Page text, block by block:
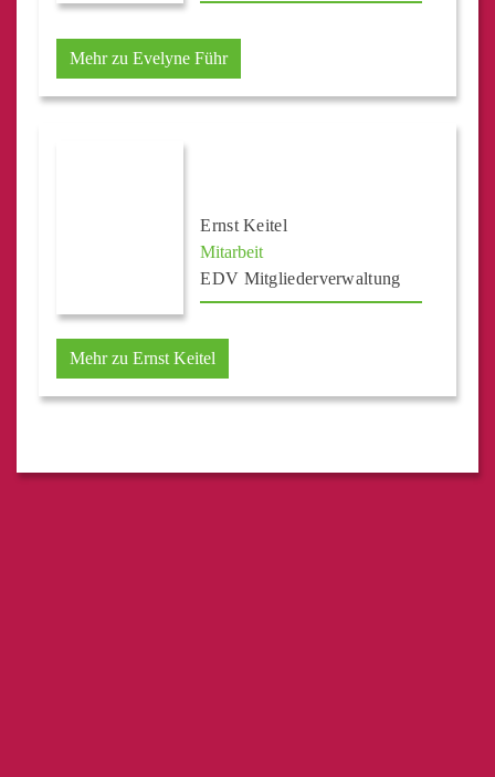
Mehr zu Evelyne Führ
Ernst Keitel
Mitarbeit
EDV Mitgliederverwaltung
Mehr zu Ernst Keitel